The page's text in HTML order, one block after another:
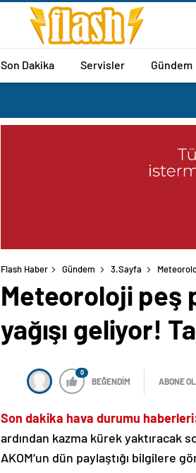
Son Dakika Servisler Gündem
Flash Haber Gündem 3.Sayfa
Meteoroloji peş
yağışı geliyor!
0
BEĞENDİM ABONE OL
Son dakika hava durumu
ardından kazma kürek yaktıracak
AKOM’un dün paylaştığı bilgilere